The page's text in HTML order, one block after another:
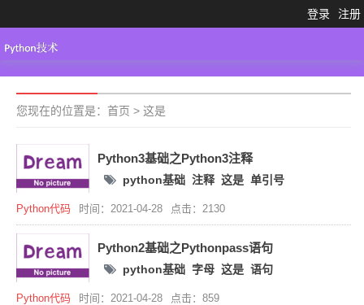
登录 注册
Python3.X 工具大全 Python代码
您现在的位置是： 首页 > 这是
Python3基础之Python3注释
python基础 注释 这是 单引号
Python代码 时间：2021-04-28 点击：2130
Python2基础之Pythonpass语句
python基础 字母 这是 语句
Python代码 时间：2021-04-28 点击：859